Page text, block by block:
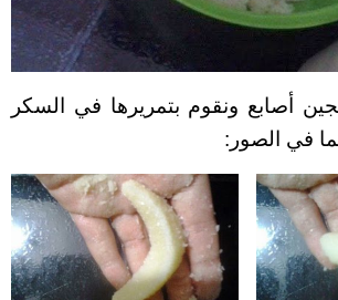
أصابع ونقوم بتمريرها في السكر
في الصور: